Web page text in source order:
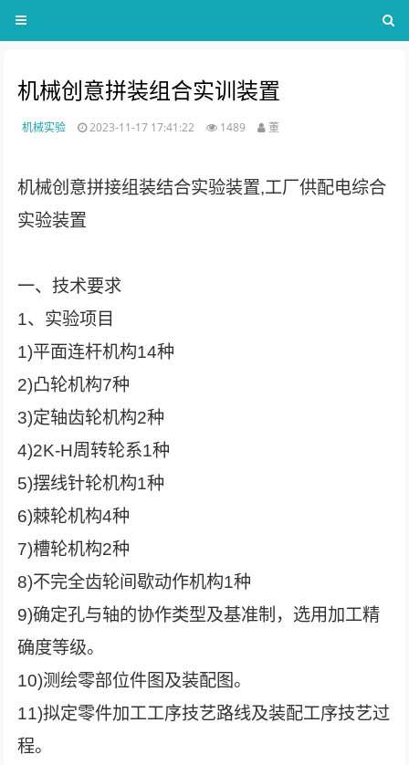
机械创意拼装组合实训装置
机械实验 2023-11-17 17:41:22 1489 董
机械创意拼接组装结合实验装置,工厂供配电综合
实验装置
一、技术要求
1、实验项目
1)平面连杆机构14种
2)凸轮机构7种
3)定轴齿轮机构2种
4)2K-H周转轮系1种
5)摆线针轮机构1种
6)棘轮机构4种
7)槽轮机构2种
8)不完全齿轮间歇动作机构1种
9)确定孔与轴的协作类型及基准制，选用加工精
确度等级。
10)测绘零部位件图及装配图。
11)拟定零件加工工序技艺路线及装配工序技艺过
程。